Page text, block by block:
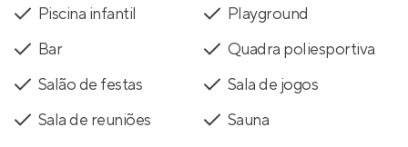
Piscina infantil
Playground
Bar
Quadra poliesportiva
Salão de festas
Sala de jogos
Sala de reuniões
Sauna